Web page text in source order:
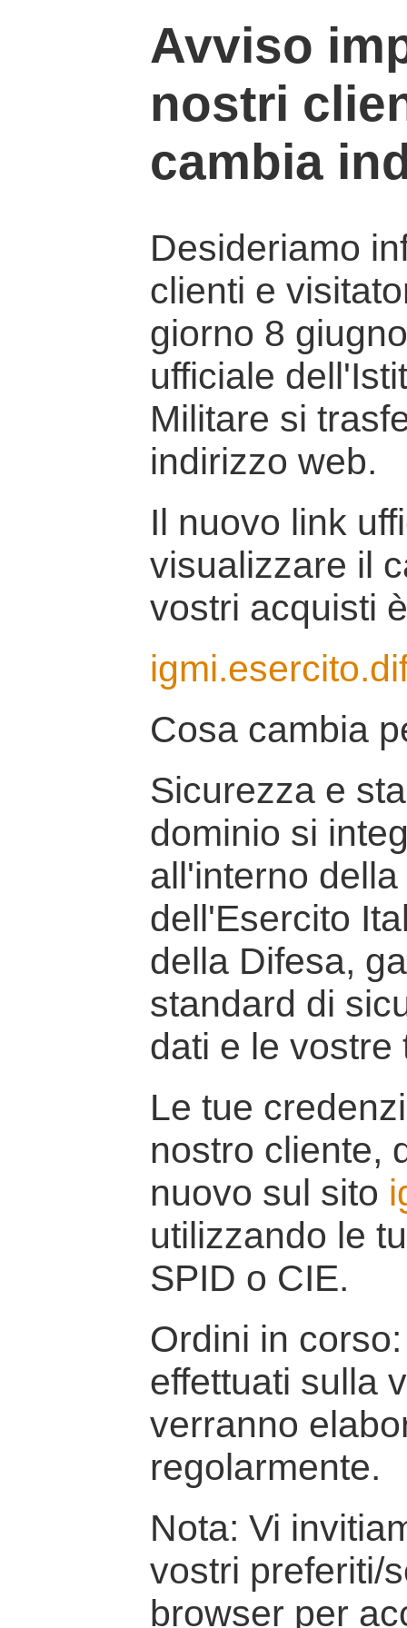
Avviso
nostri
cambia
Desideriamo
clienti e
giorno 8
ufficiale
Militare si
indirizzo web.
Il nuovo link
visualizzare il
vostri acquisti
Cosa cambia
Sicurezza e
dominio si
all'interno
dell'Esercito
della Difesa,
standard di
dati e le vostre
Le tue
nostro cliente,
nuovo sul sito
utilizzando le
SPID o CIE.
Ordini in
effettuati sulla
verranno
regolarmente.
Nota: Vi
vostri preferiti/
browser per